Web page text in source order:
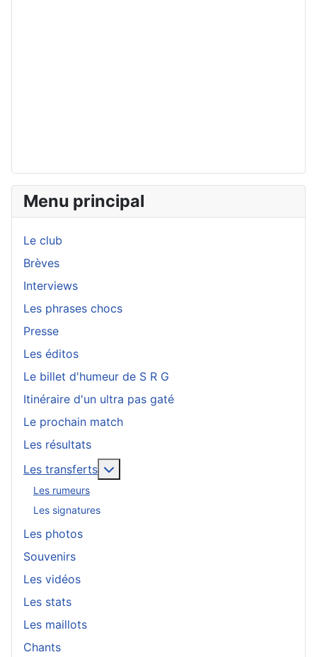
Menu principal
Le club
Brèves
Interviews
Les phrases chocs
Presse
Les éditos
Le billet d'humeur de S R G
Itinéraire d'un ultra pas gaté
Le prochain match
Les résultats
Les transferts
Les rumeurs
Les signatures
Les photos
Souvenirs
Les vidéos
Les stats
Les maillots
Chants